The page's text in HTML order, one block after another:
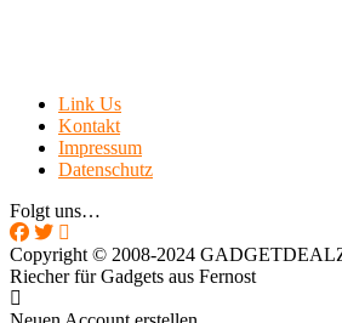
optical
User398182
User398182
Grocery
Link Us
Kontakt
Impressum
Datenschutz
Folgt uns…
Copyright © 2008-2024
Riecher für Gadgets aus Fernost